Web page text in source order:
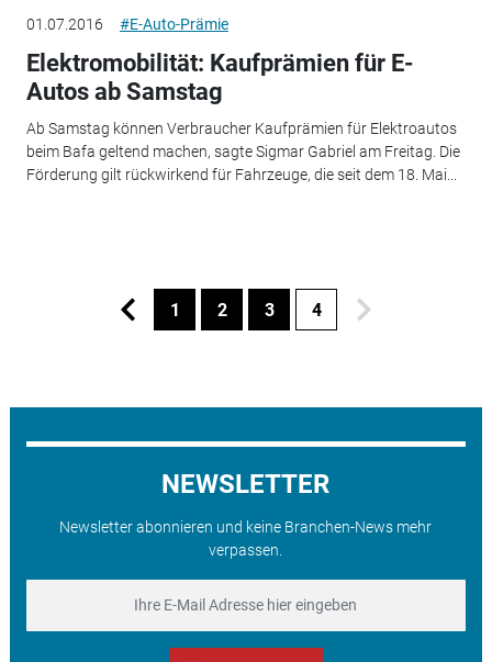
01.07.2016 #E-Auto-Prämie
Elektromobilität: Kaufprämien für E-
Autos ab Samstag
Ab Samstag können Verbraucher Kaufprämien für Elektroautos
beim Bafa geltend machen, sagte Sigmar Gabriel am Freitag. Die
Förderung gilt rückwirkend für Fahrzeuge, die seit dem 18. Mai...
1 2 3 4
NEWSLETTER
Newsletter abonnieren und keine Branchen-News mehr
verpassen.